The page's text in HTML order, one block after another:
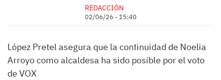
REDACCIÓN
02/06/26 - 15:40
López Pretel asegura que la continuidad de Noelia
Arroyo como alcaldesa ha sido posible por el voto
de VOX